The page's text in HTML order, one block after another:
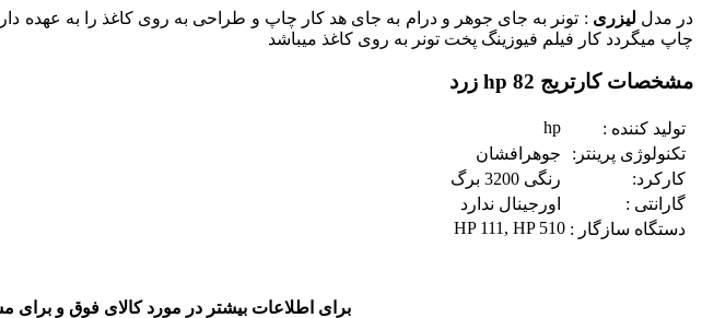
در مدل لیزری : تونر به جای جوهر و درام به جای هد کار چاپ و طراحی به روی کاغذ را به عهده
چاپ میگردد کار فیلم فیوزینگ پخت تونر به روی کاغذ میباشد
مشخصات کارتریج 82 hp زرد
تولید کننده :
تکنولوژی پرینتر:
جوهرافشان
کارکرد:
رنگی 3200 برگ
گارانتی :
اورجینال ندارد
دستگاه سازگار : HP 111, HP 510
برای اطلاعات بیشتر در مورد کالای فوق و برای